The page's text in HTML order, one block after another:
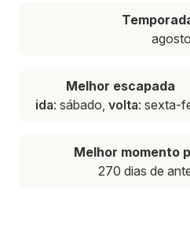
agosto
Melhor escapada
ida: sábado, volta: sexta-
Melhor momento
270 dias de